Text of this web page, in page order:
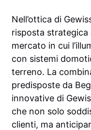
Nell’ottica di
risposta strategica
mercato in cui
con sistemi
terreno. La
predisposte da
innovative di
che non solo
clienti, ma